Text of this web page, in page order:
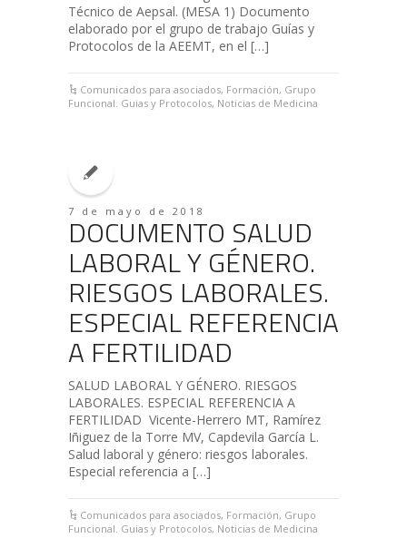
Técnico de Aepsal. (MESA 1) Documento
elaborado por el grupo de trabajo Guías y
Protocolos de la AEEMT, en el […]
Comunicados para asociados, Formación, Grupo
Funcional. Guias y Protocolos, Noticias de Medicina
7 de mayo de 2018
DOCUMENTO SALUD
LABORAL Y GÉNERO.
RIESGOS LABORALES.
ESPECIAL REFERENCIA
A FERTILIDAD
SALUD LABORAL Y GÉNERO. RIESGOS
LABORALES. ESPECIAL REFERENCIA A
FERTILIDAD Vicente-Herrero MT, Ramírez
Iñiguez de la Torre MV, Capdevila García L.
Salud laboral y género: riesgos laborales.
Especial referencia a […]
Comunicados para asociados, Formación, Grupo
Funcional. Guias y Protocolos, Noticias de Medicina